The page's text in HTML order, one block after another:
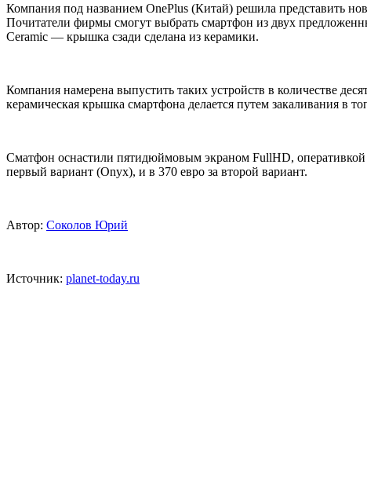
Компания под названием OnePlus (Китай) решила представить
Почитатели фирмы смогут выбрать смартфон из двух
Ceramic — крышка сзади сделана из керамики.
Компания намерена выпустить таких устройств в количестве
керамическая крышка смартфона делается путем закаливания в
Сматфон оснастили пятидюймовым экраном FullHD, оперативкой
первый вариант (Onyx), и в 370 евро за второй вариант.
Автор: Соколов Юрий
Источник: planet-today.ru